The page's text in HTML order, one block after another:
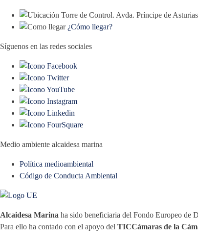
Torre de Control. Avda. Príncipe de
¿Cómo llegar?
Síguenos en las redes sociales
Medio ambiente alcaidesa marina
Política medioambiental
Código de Conducta Ambiental
Alcaidesa Marina ha sido beneficiaria del Fondo Europeo de
Para ello ha contado con el apoyo del TICCámaras de la